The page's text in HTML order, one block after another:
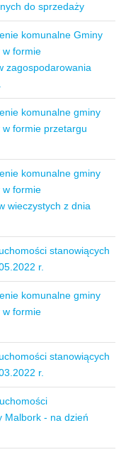
do sprzedaży
komunalne Gminy
w formie
zagospodarowania
komunalne gminy
formie przetargu
komunalne gminy
w formie
wieczystych z dnia
stanowiących
r.
komunalne gminy
w formie
stanowiących
r.
Malbork - na dzień